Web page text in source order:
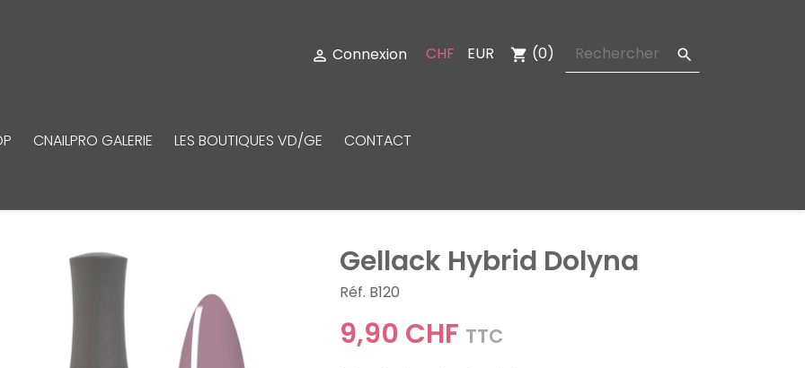
 Connexion CHF EUR shopping_cart (0) 
CNAILPRO GALERIE LES BOUTIQUES VD/GE CONTACT
Gellack Hybrid Dolyna
Réf. B120
9,90 CHF TTC